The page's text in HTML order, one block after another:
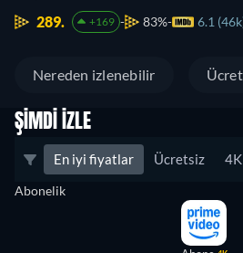
289.
+169 83% 6.1
Nereden izlenebilir
ŞIMDI İZLE
En iyi fiyatlar Ücretsiz 4K
Abonelik